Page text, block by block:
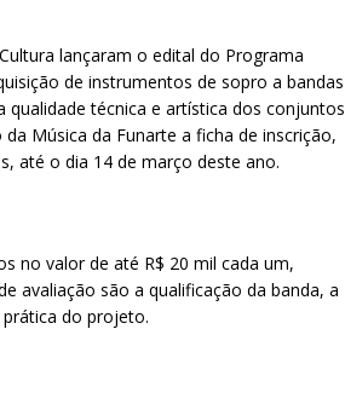
lançaram o edital do Programa
de instrumentos de sopro a bandas
técnica e artística dos conjuntos
Música da Funarte a ficha de inscrição,
até o dia 14 de março deste ano.
no valor de até R$ 20 mil cada um,
avaliação são a qualificação da banda, a
prática do projeto.